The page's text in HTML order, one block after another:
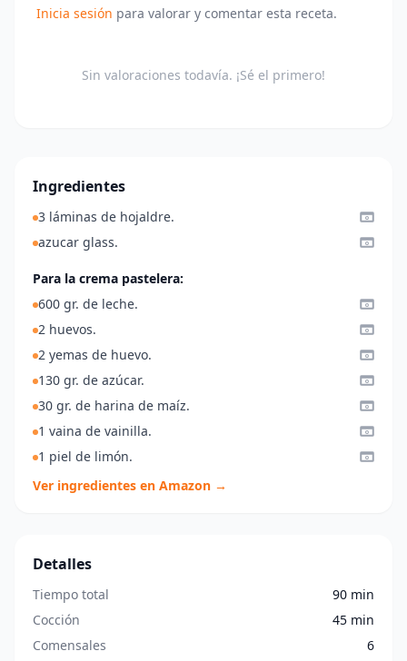
Inicia sesión para valorar y comentar esta receta.
Sin valoraciones todavía. ¡Sé el primero!
Ingredientes
3 láminas de hojaldre.
azucar glass.
Para la crema pastelera:
600 gr. de leche.
2 huevos.
2 yemas de huevo.
130 gr. de azúcar.
30 gr. de harina de maíz.
1 vaina de vainilla.
1 piel de limón.
Ver ingredientes en Amazon →
Detalles
Tiempo total
90 min
Cocción
45 min
Comensales
6